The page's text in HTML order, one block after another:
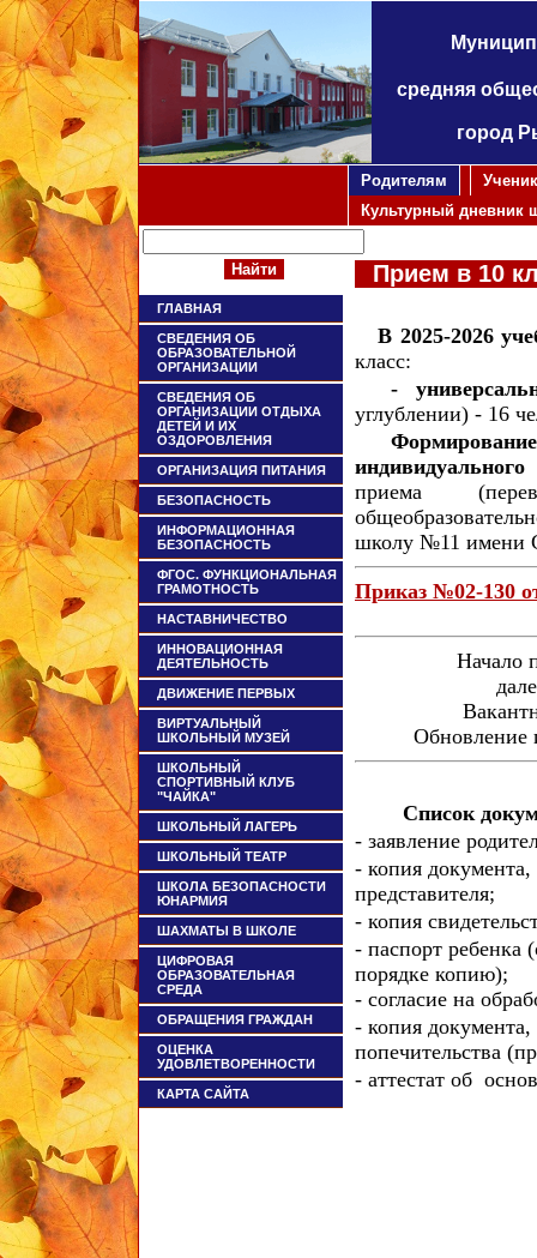
средняя
город
Родителям
Культурный дневник
ГЛАВНАЯ
СВЕДЕНИЯ ОБ
ОБРАЗОВАТЕЛЬНОЙ
ОРГАНИЗАЦИИ
СВЕДЕНИЯ ОБ
ОРГАНИЗАЦИИ ОТДЫХА
ДЕТЕЙ И ИХ
ОЗДОРОВЛЕНИЯ
ОРГАНИЗАЦИЯ ПИТАНИЯ
БЕЗОПАСНОСТЬ
ИНФОРМАЦИОННАЯ
БЕЗОПАСНОСТЬ
ФГОС. ФУНКЦИОНАЛЬНАЯ
ГРАМОТНОСТЬ
НАСТАВНИЧЕСТВО
ИННОВАЦИОННАЯ
ДЕЯТЕЛЬНОСТЬ
ДВИЖЕНИЕ ПЕРВЫХ
ВИРТУАЛЬНЫЙ
ШКОЛЬНЫЙ МУЗЕЙ
ШКОЛЬНЫЙ
СПОРТИВНЫЙ КЛУБ
"ЧАЙКА"
ШКОЛЬНЫЙ ЛАГЕРЬ
ШКОЛЬНЫЙ ТЕАТР
ШКОЛА БЕЗОПАСНОСТИ
ЮНАРМИЯ
ШАХМАТЫ В ШКОЛЕ
ЦИФРОВАЯ
ОБРАЗОВАТЕЛЬНАЯ
СРЕДА
ОБРАЩЕНИЯ ГРАЖДАН
ОЦЕНКА
УДОВЛЕТВОРЕННОСТИ
КАРТА САЙТА
Прием в 10
В 2025-2026
класс:
-
углублении) - 16
приема
школу №11 имени
Приказ №02-130
Начало
Обновление
Список
- заявление
- копия документа,
представителя;
- копия
- паспорт ребенка
порядке копию);
- согласие на
- копия
попечительства
- аттестат об